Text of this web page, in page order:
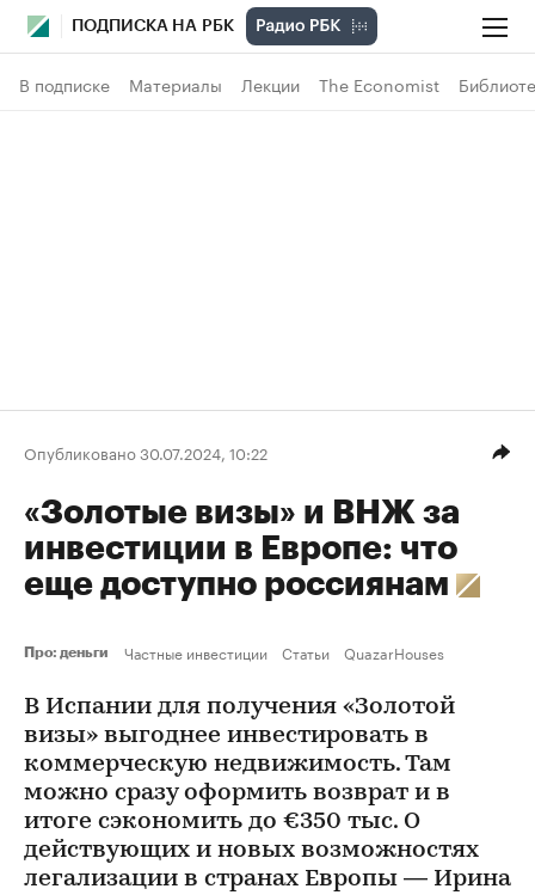
ПОДПИСКА НА РБК
В подписке Материалы Лекции The Economist
Опубликовано 30.07.2024, 10:22
«Золотые визы» и ВНЖ за
инвестиции в Европе: что
еще доступно россиянам
Про: деньги Частные инвестиции Статьи QuazarHouses
В Испании для получения «Золотой
визы» выгоднее инвестировать в
коммерческую недвижимость. Там
можно сразу оформить возврат и в
итоге сэкономить до €350 тыс. О
действующих и новых возможностях
легализации в странах Европы — Ирина